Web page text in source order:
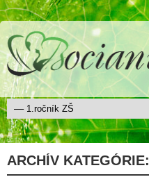
ARCHÍV KATEGÓRIE: